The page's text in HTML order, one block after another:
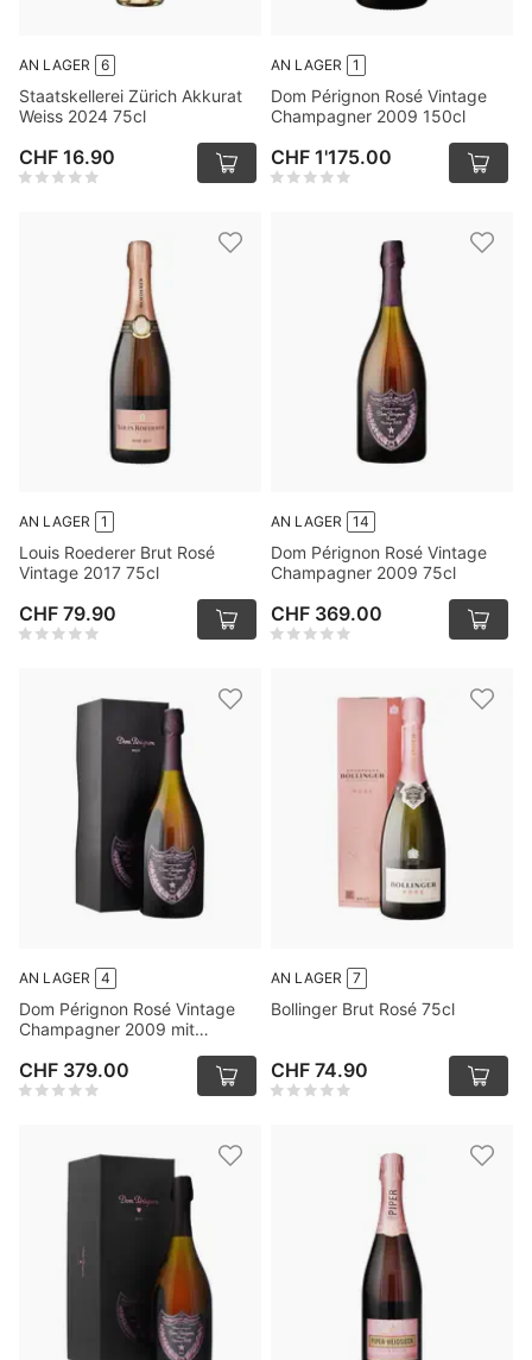
AN LAGER 6
Staatskellerei Zürich Akkurat
Weiss 2024 75cl
CHF 16.90
AN LAGER 1
Dom Pérignon Rosé Vintage
Champagner 2009 150cl
CHF 1'175.00
AN LAGER 1
Louis Roederer Brut Rosé
Vintage 2017 75cl
CHF 79.90
AN LAGER 14
Dom Pérignon Rosé Vintage
Champagner 2009 75cl
CHF 369.00
AN LAGER 4
Dom Pérignon Rosé Vintage
Champagner 2009 mit
CHF 379.00
AN LAGER 7
Bollinger Brut Rosé 75cl
CHF 74.90